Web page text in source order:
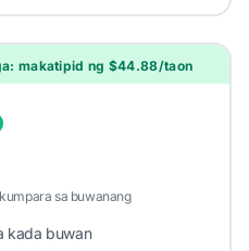
makatipid ng $44.88/taon
sa buwanang
kada buwan